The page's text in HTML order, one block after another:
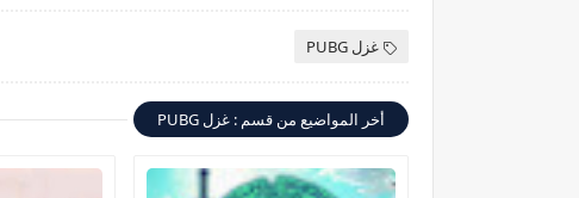
غزل PUBG
أخر المواضيع من قسم : غزل PUBG